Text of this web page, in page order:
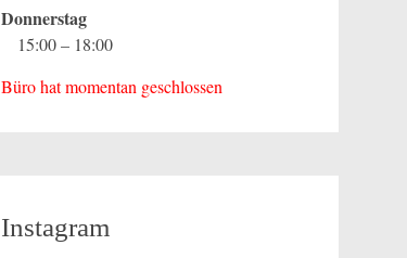
Donnerstag
15:00 – 18:00
Büro hat momentan geschlossen
Instagram